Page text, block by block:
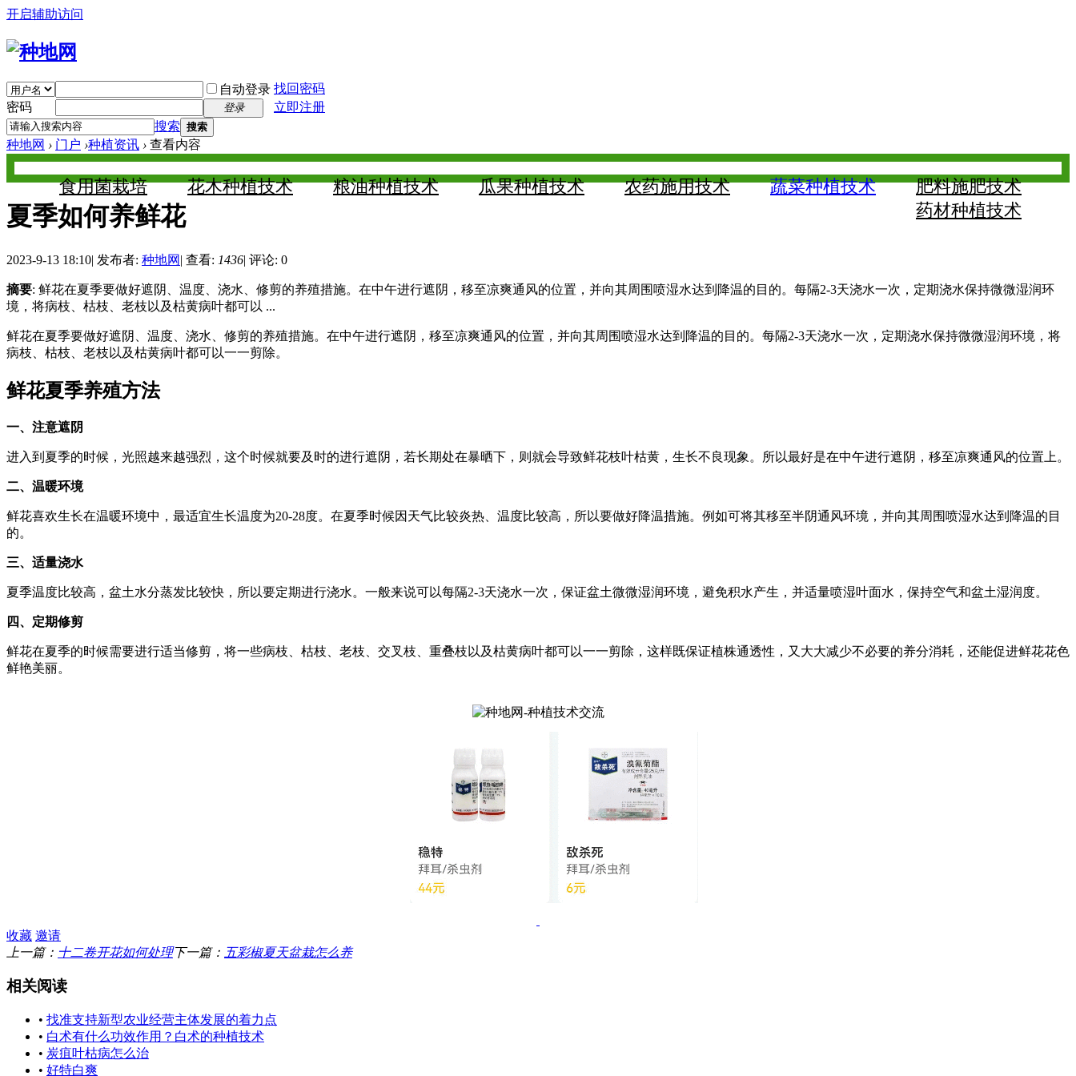
开启辅助访问
自动登录 找回密码
密码
登录
立即注册
搜索 搜索
种地网 › 门户 ›种植资讯 › 查看内容
肥料施肥技术
蔬菜种植技术
农药施用技术
瓜果种植技术
粮油种植技术
花木种植技术
食用菌栽培
药材种植技术
夏季如何养鲜花
2023-9-13 18:10| 发布者: 种地网 | 查看: 1436| 评论: 0
摘要: 鲜花在夏季要做好遮阴、温度、浇水、修剪的养殖措施。在中午进行遮阴，移至凉爽通风的位置，并向其周围喷湿水达到降温的目的。每隔2-3天浇水一次，定期浇水保持微微湿润环
境，将病枝、枯枝、老枝以及枯黄病叶都可以 ...
鲜花在夏季要做好遮阴、温度、浇水、修剪的养殖措施。在中午进行遮阴，移至凉爽通风的位置，并向其周围喷湿水达到降温的目的。每隔2-3天浇水一次，定期浇水保持微微湿润环境，将
病枝、枯枝、老枝以及枯黄病叶都可以一一剪除。
鲜花夏季养殖方法
一、注意遮阴
进入到夏季的时候，光照越来越强烈，这个时候就要及时的进行遮阴，若长期处在暴晒下，则就会导致鲜花枝叶枯黄，生长不良现象。所以最好是在中午进行遮阴，移至凉爽通风的位置上。
二、温暖环境
鲜花喜欢生长在温暖环境中，最适宜生长温度为20-28度。在夏季时候因天气比较炎热、温度比较高，所以要做好降温措施。例如可将其移至半阴通风环境，并向其周围喷湿水达到降温的目
的。
三、适量浇水
夏季温度比较高，盆土水分蒸发比较快，所以要定期进行浇水。一般来说可以每隔2-3天浇水一次，保证盆土微微湿润环境，避免积水产生，并适量喷湿叶面水，保持空气和盆土湿润度。
四、定期修剪
鲜花在夏季的时候需要进行适当修剪，将一些病枝、枯枝、老枝、交叉枝、重叠枝以及枯黄病叶都可以一一剪除，这样既保证植株通透性，又大大减少不必要的养分消耗，还能促进鲜花花色
鲜艳美丽。
收藏 邀请
上一篇： 十二卷开花如何处理下一篇： 五彩椒夏天盆栽怎么养
相关阅读
• 找准支持新型农业经营主体发展的着力点
• 白术有什么功效作用？白术的种植技术
• 炭疽叶枯病怎么治
• 好特白爽